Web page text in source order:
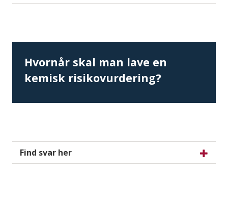
Hvornår skal man lave en
kemisk risikovurdering?
Find svar her